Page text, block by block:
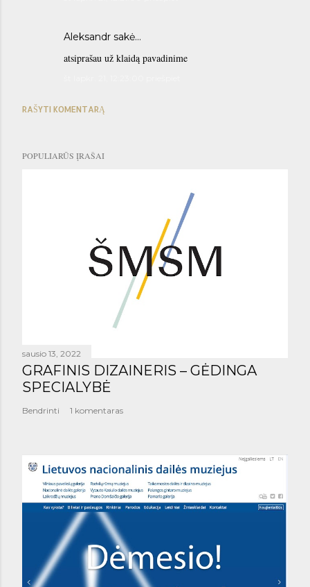
Aleksandr sakė…
atsiprašau už klaidą pavadinime
RAŠYTI KOMENTARĄ
POPULIARŪS ĮRAŠAI
sausio 13, 2022
GRAFINIS DIZAINERIS – GĖDINGA
SPECIALYBĖ
Bendrinti 1 komentaras